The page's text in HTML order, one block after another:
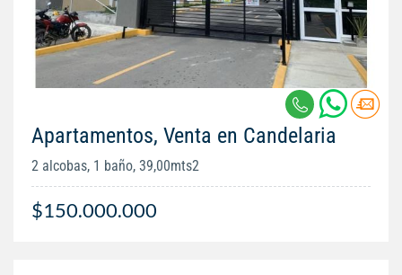
Apartamentos, Venta en Candelaria
2 alcobas, 1 baño, 39,00mts2
$150.000.000